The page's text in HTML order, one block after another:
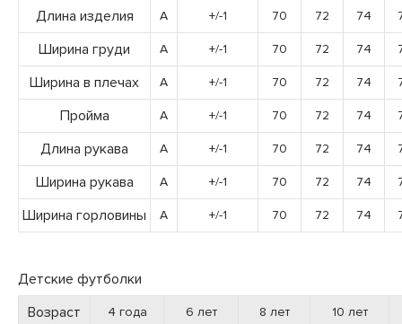
Длина изделия A +/-1 70 72 74
Ширина груди A +/-1 70 72 74
Ширина в плечах A +/-1 70 72 74
Пройма A +/-1 70 72 74
Длина рукава A +/-1 70 72 74
Ширина рукава A +/-1 70 72 74
Ширина горловины A +/-1 70 72 74
Детские футболки
Возраст
4 года 6 лет 8 лет 10 лет